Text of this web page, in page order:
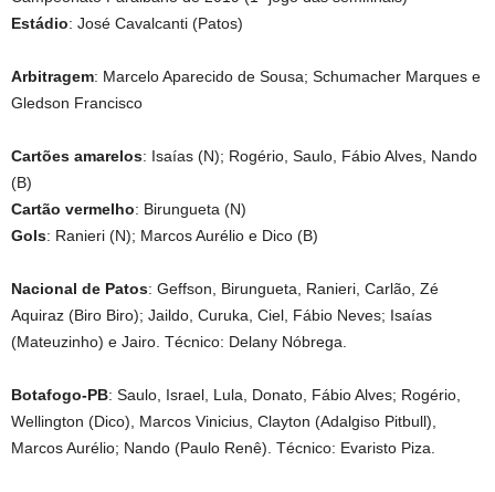
Estádio: José Cavalcanti (Patos)
Arbitragem: Marcelo Aparecido de Sousa; Schumacher Marques e
Gledson Francisco
Cartões amarelos: Isaías (N); Rogério, Saulo, Fábio Alves, Nando
(B)
Cartão vermelho: Birungueta (N)
Gols: Ranieri (N); Marcos Aurélio e Dico (B)
Nacional de Patos: Geffson, Birungueta, Ranieri, Carlão, Zé
Aquiraz (Biro Biro); Jaildo, Curuka, Ciel, Fábio Neves; Isaías
(Mateuzinho) e Jairo. Técnico: Delany Nóbrega.
Botafogo-PB: Saulo, Israel, Lula, Donato, Fábio Alves; Rogério,
Wellington (Dico), Marcos Vinicius, Clayton (Adalgiso Pitbull),
Marcos Aurélio; Nando (Paulo Renê). Técnico: Evaristo Piza.